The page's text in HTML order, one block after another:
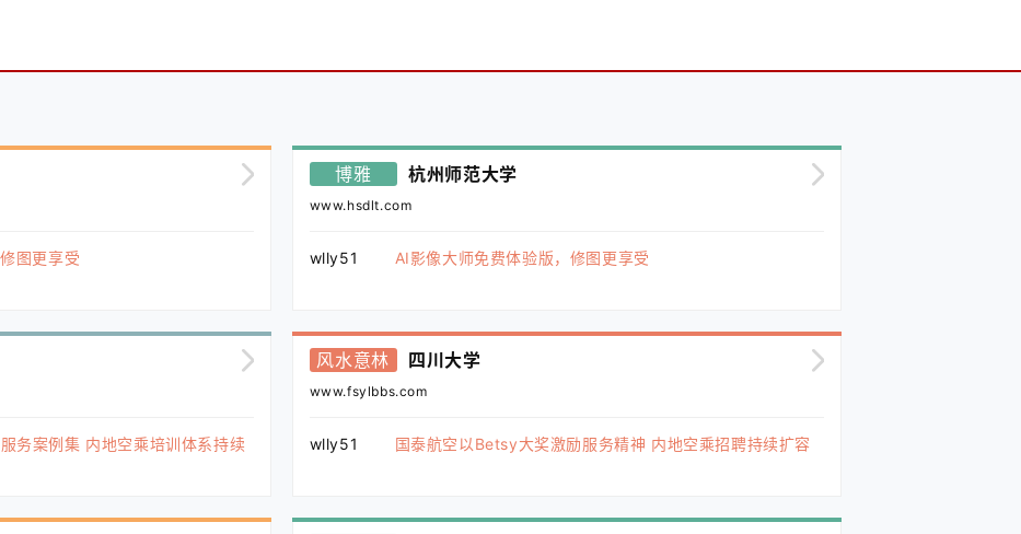
图更享受
博雅 杭州师范大学
www.hsdlt.com
wlly51 AI影像大师免费体验版，修图更享受
务案例集 内地空乘培训体系持续
风水意林 四川大学
www.fsylbbs.com
wlly51 国泰航空以Betsy大奖激励服务精神 内地空乘招聘持续扩容